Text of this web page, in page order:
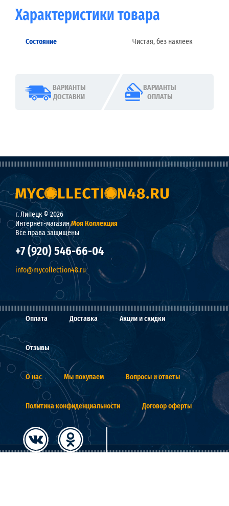
Характеристики товара
Состояние Чистая, без наклеек
ВАРИАНТЫ
ДОСТАВКИ
ВАРИАНТЫ
ОПЛАТЫ
г. Липецк © 2026
Интернет-магазинМоя Коллекция
Все права защищены
+7 (920) 546-66-04
info@mycollection48.ru
Оплата Доставка Акции и скидки
Отзывы
О нас Мы покупаем Вопросы и ответы
Политика конфиденциальности Договор оферты